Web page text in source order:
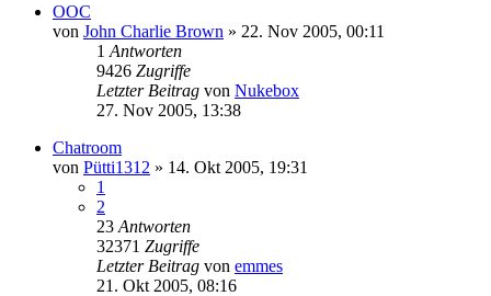
OOC
von John Charlie Brown » 22. Nov 2005, 00:11
1 Antworten
9426 Zugriffe
Letzter Beitrag von Nukebox
27. Nov 2005, 13:38
Chatroom
von Pütti1312 » 14. Okt 2005, 19:31
1
2
23 Antworten
32371 Zugriffe
Letzter Beitrag von emmes
21. Okt 2005, 08:16